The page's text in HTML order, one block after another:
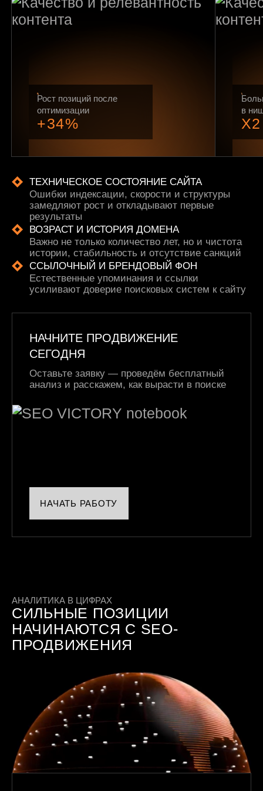
Рост позиций после
оптимизации
+34%
в
X2
ТЕХНИЧЕСКОЕ СОСТОЯНИЕ САЙТА
Ошибки индексации, скорости и структуры
замедляют рост и откладывают первые
результаты
ВОЗРАСТ И ИСТОРИЯ ДОМЕНА
Важно не только количество лет, но и чистота
истории, стабильность и отсутствие санкций
ССЫЛОЧНЫЙ И БРЕНДОВЫЙ ФОН
Естественные упоминания и ссылки
усиливают доверие поисковых систем к сайту
НАЧНИТЕ ПРОДВИЖЕНИЕ
СЕГОДНЯ
Оставьте заявку — проведём бесплатный
анализ и расскажем, как вырасти в поиске
НАЧАТЬ РАБОТУ
АНАЛИТИКА В ЦИФРАХ
СИЛЬНЫЕ ПОЗИЦИИ
НАЧИНАЮТСЯ С SEO-
ПРОДВИЖЕНИЯ